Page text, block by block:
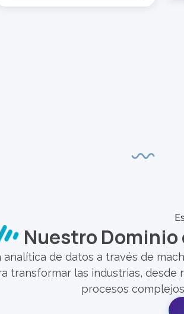
Nuestro Dominio
analítica de datos a través de
transformar las industrias,
procesos